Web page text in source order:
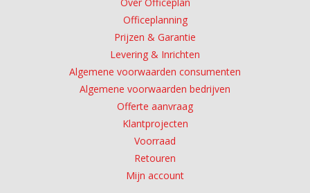
Officeplanning
Prijzen & Garantie
Levering & Inrichten
Algemene voorwaarden consumenten
Algemene voorwaarden bedrijven
Offerte aanvraag
Klantprojecten
Voorraad
Retouren
Mijn account